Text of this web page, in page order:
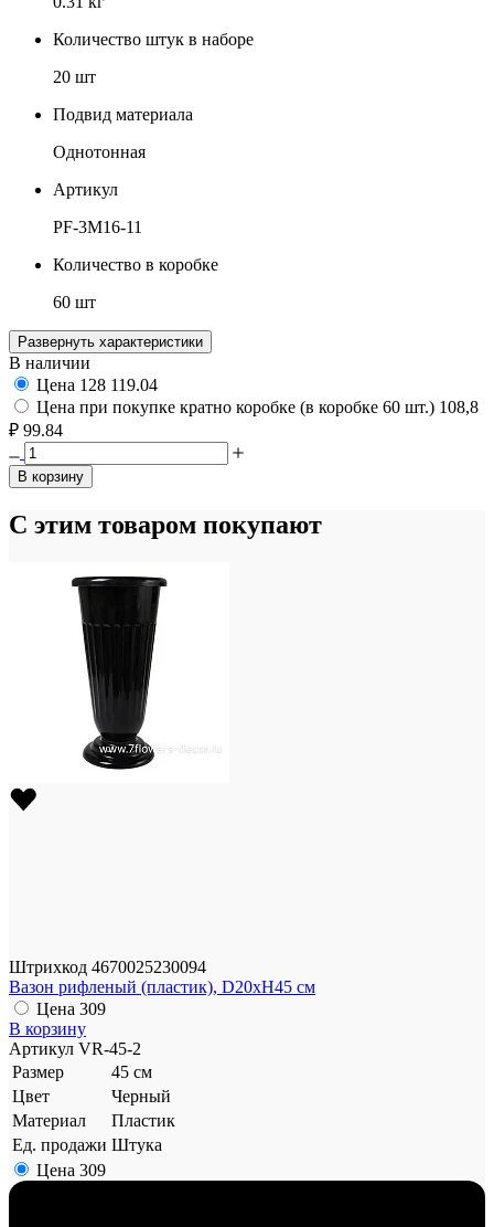
Количество штук в наборе
20 шт
Подвид материала
Однотонная
Артикул
PF-3M16-11
Количество в коробке
60 шт
Развернуть характеристики
В наличии
Цена 128 119.04
Цена при покупке кратно коробке (в коробке 60 шт.) 108,8
₽ 99.84
В корзину
С этим товаром покупают
Штрихкод 4670025230094
Вазон рифленый (пластик), D20xH45 см
Цена 309
В корзину
Артикул VR-45-2
Размер
45 см
Цвет
Черный
Материал
Пластик
Ед. продажи Штука
Цена 309